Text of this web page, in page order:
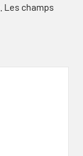
Les champs